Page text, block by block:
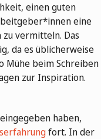
einen guten
eine
vermitteln. Das
da es üblicherweise
Mühe beim Schreiben
zur Inspiration.
haben,
fort. In der